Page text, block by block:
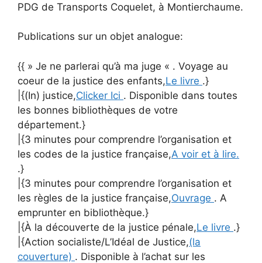
PDG de Transports Coquelet, à Montierchaume.
Publications sur un objet analogue:
{{ » Je ne parlerai qu’à ma juge « . Voyage au
coeur de la justice des enfants,Le livre .}
|{(In) justice,Clicker Ici . Disponible dans toutes
les bonnes bibliothèques de votre
département.}
|{3 minutes pour comprendre l’organisation et
les codes de la justice française,A voir et à lire.
.}
|{3 minutes pour comprendre l’organisation et
les règles de la justice française,Ouvrage . A
emprunter en bibliothèque.}
|{À la découverte de la justice pénale,Le livre .}
|{Action socialiste/L’Idéal de Justice,(la
couverture) . Disponible à l’achat sur les